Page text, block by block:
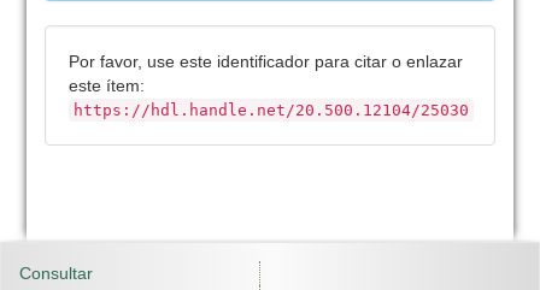
Por favor, use este identificador para citar o enlazar
este ítem:
https://hdl.handle.net/20.500.12104/25030
Consultar